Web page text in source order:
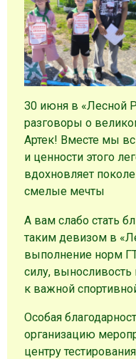
30 июня в «Лесной
разговоры о
Артек! Вместе мы
и ценности этого
вдохновляет
смелые мечты
А вам слабо стать
таким девизом в
выполнение норм
силу,
к важной
Особая
организацию
центру